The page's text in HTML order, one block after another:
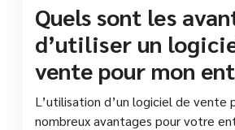
Quels sont les
d’utiliser un
vente pour mon
L’utilisation d’un logiciel de vente
nombreux avantages pour votre